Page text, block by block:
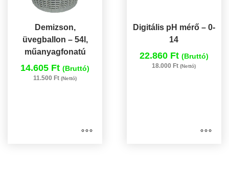
Demizson,
üvegballon – 54l,
műanyagfonatú
14.605 Ft(Bruttó)
11.500 Ft(Nettó)
Digitális pH mérő – 0-
14
22.860 Ft (Bruttó)
18.000 Ft(Nettó)